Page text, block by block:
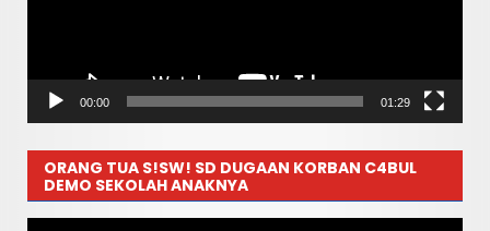
00:00 01:29
ORANG TUA S!SW! SD DUGAAN KORBAN C4BUL
DEMO SEKOLAH ANAKNYA